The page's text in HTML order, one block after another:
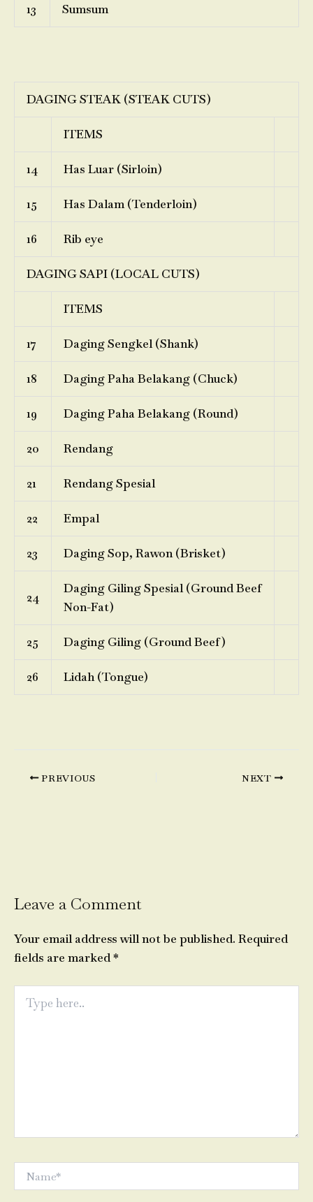
13 Sumsum
DAGING STEAK (STEAK CUTS)
ITEMS
14 Has Luar (Sirloin)
15 Has Dalam (Tenderloin)
16 Rib eye
DAGING SAPI (LOCAL CUTS)
ITEMS
17 Daging Sengkel (Shank)
18 Daging Paha Belakang (Chuck)
19 Daging Paha Belakang (Round)
20 Rendang
21 Rendang Spesial
22 Empal
23 Daging Sop, Rawon (Brisket)
24
Daging Giling Spesial (Ground Beef
Non-Fat)
25 Daging Giling (Ground Beef)
26 Lidah (Tongue)
PREVIOUS NEXT
Leave a Comment
Your email address will not be published. Required
fields are marked*
here..